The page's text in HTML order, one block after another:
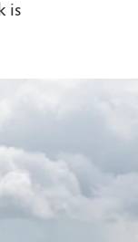
is